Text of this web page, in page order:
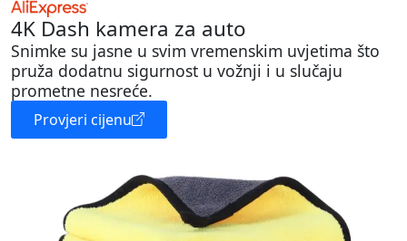
4K Dash kamera za auto
Snimke su jasne u svim vremenskim uvjetima što
pruža dodatnu sigurnost u vožnji i u slučaju
prometne nesreće.
Provjeri cijenu